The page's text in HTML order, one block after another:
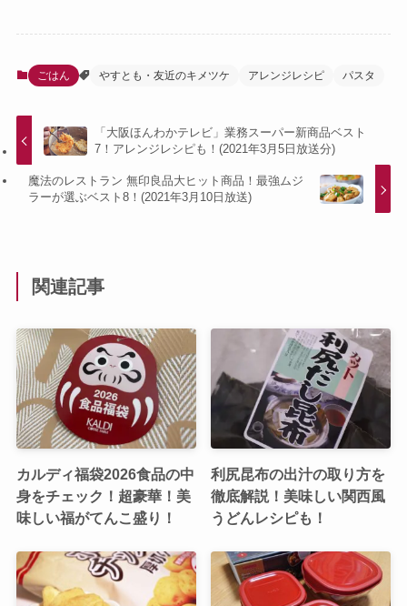
ごはん やすとも・友近のキメツケ アレンジレシピ パスタ
「大阪ほんわかテレビ」業務スーパー新商品ベスト
7！アレンジレシピも！(2021年3月5日放送分)
魔法のレストラン 無印良品大ヒット商品！最強ムジ
ラーが選ぶベスト8！(2021年3月10日放送)
関連記事
カルディ福袋2026食品の中
身をチェック！超豪華！美
味しい福がてんこ盛り！
利尻昆布の出汁の取り方を
徹底解説！美味しい関西風
うどんレシピも！